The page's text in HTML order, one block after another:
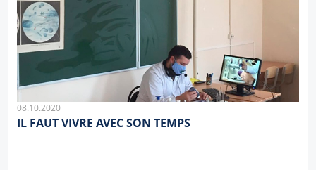
08.10.2020
IL FAUT VIVRE AVEC SON TEMPS